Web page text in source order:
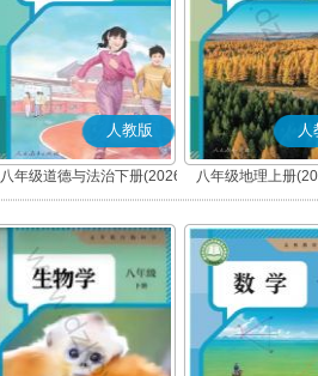
人教版
八年级道德与法治下册(2026
春版)(部编版)
人
八年级地理上册